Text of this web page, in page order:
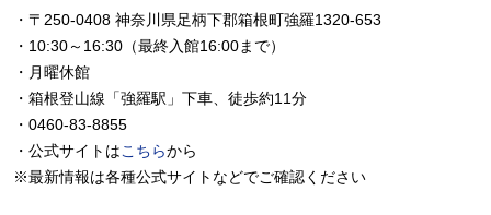
・〒250-0408 神奈川県足柄下郡箱根町強羅1320-653
・10:30～16:30（最終入館16:00まで）
・月曜休館
・箱根登山線「強羅駅」下車、徒歩約11分
・0460-83-8855
・公式サイトはこちらから
※最新情報は各種公式サイトなどでご確認ください